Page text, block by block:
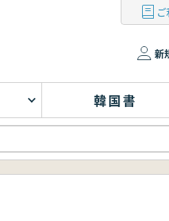
新
韓国書